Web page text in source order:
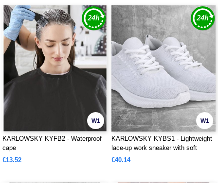
W1
KARLOWSKY KYFB2 - Waterproof
cape
€13.52
W1
KARLOWSKY KYBS1 - Lightweight
lace-up work sneaker with soft
outsole for ladies and men
€40.14